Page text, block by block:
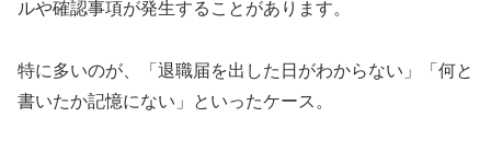
ルや確認事項が発生することがあります。
特に多いのが、「退職届を出した日がわからない」「何と
書いたか記憶にない」といったケース。